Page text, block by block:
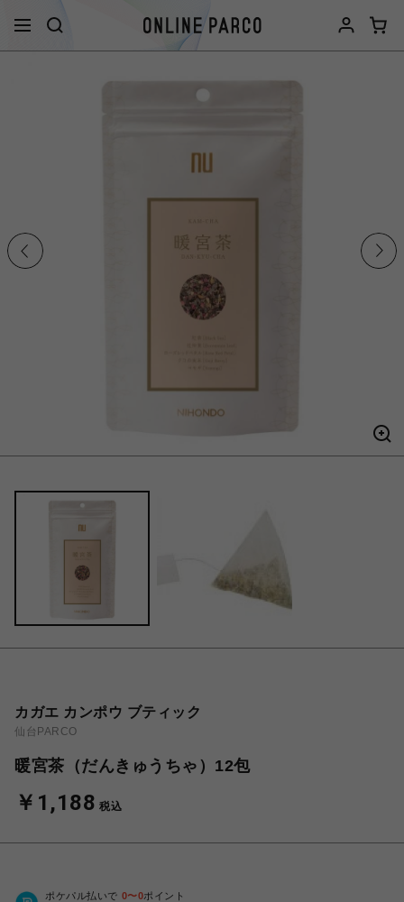
カガエ カンポウ ブティック
仙台PARCO
暖宮茶（だんきゅうちゃ）12包
￥1,188 税込
ポケパル払いで 0〜0ポイント